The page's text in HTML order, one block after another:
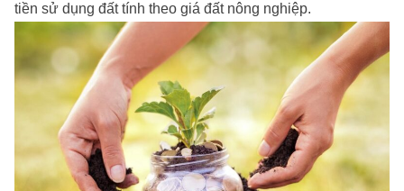
tiền sử dụng đất tính theo giá đất nông nghiệp.